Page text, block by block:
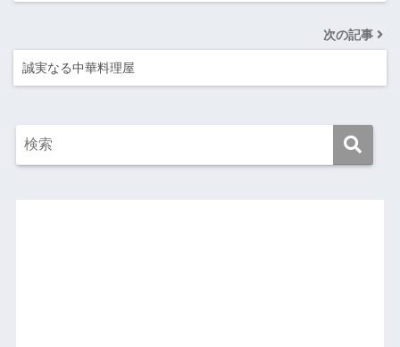
次の記事
誠実なる中華料理屋